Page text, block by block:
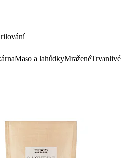
Maso a lahůdkyMraženéTrvanlivé